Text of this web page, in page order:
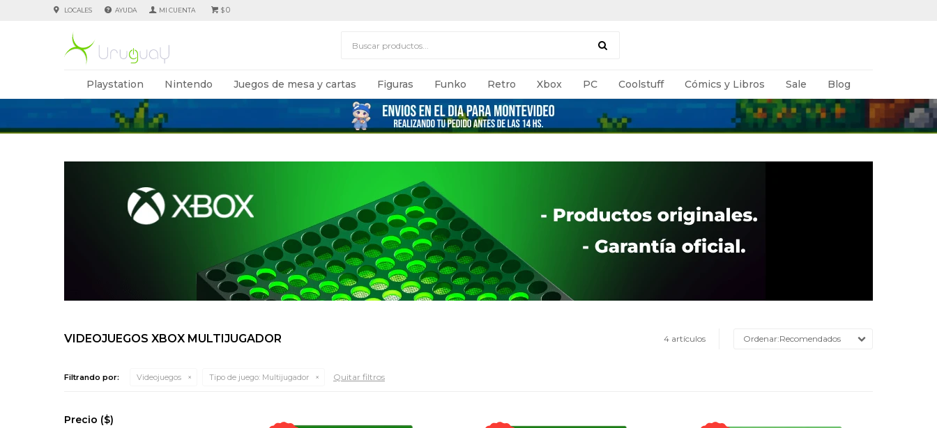
Playstation Nintendo Juegos de mesa y cartas Figuras Funko Retro Xbox PC Coolstuff Cómics y Libros Sale Blog
$0
LOCALES AYUDA
VIDEOJUEGOS XBOX MULTIJUGADOR 4 artículos Recomendados
Filtrando por: Videojuegos Tipo de juego: Multijugador Quitar filtros
Precio ($)